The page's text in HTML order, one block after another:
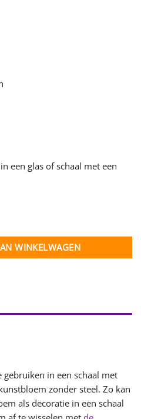
een glas of schaal met een
WINKELWAGEN
gebruiken in een schaal met
zonder steel. Zo kan
als decoratie in een schaal